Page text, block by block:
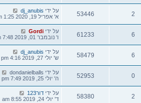
2
53446 על ידי dj_anubis
א' אפריל 19, 2020 1:25 am
6
61233 על ידי Gordi
ו' נובמבר 01, 2019 7:48 pm
6
58479 על ידי dj_anubis
ש' יולי 27, 2019 4:16 pm
0
52953 על ידי dondanielballs
ה' יולי 25, 2019 7:49 pm
2
58380 על ידי דור123
ד' יולי 24, 2019 8:55 am